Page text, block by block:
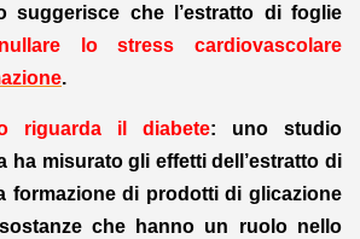
suggerisce che l’estratto di foglie
lo stress cardiovascolare
.
riguarda il diabete: uno studio
ha misurato gli effetti dell’estratto di
formazione di prodotti di glicazione
che hanno un ruolo nello